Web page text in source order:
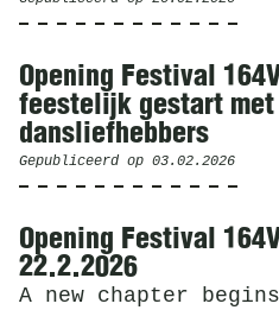
Opening Festival
feestelijk gestart met
dansliefhebbers
Gepubliceerd op 03.02.2026
Opening Festival
22.2.2026
A new chapter begins